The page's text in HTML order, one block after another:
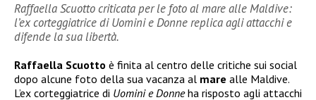
Raffaella Scuotto criticata per le foto al mare alle Maldive:
l’ex corteggiatrice di Uomini e Donne replica agli attacchi e
difende la sua libertà.
Raffaella Scuotto è finita al centro delle critiche sui social
dopo alcune foto della sua vacanza al mare alle Maldive.
L’ex corteggiatrice di Uomini e Donneha risposto agli attacchi